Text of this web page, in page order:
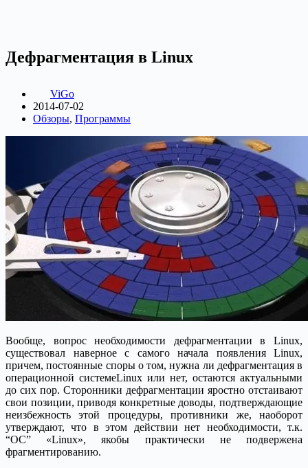
Дефрагментация в Linux
ViGo
2014-07-02
Обзоры, Программы
Вообще, вопрос необходимости дефрагментации в Linux,
существовал наверное с самого начала появления Linux,
причем, постоянные споры о том, нужна ли дефрагментация в
операционной системеLinux или нет, остаются актуальными
до сих пор. Сторонники дефрагментации яростно отстаивают
свои позиции, приводя конкретные доводы, подтверждающие
неизбежность этой процедуры, противники же, наоборот
утверждают, что в этом действии нет необходимости, т.к.
“ОС” «Linux», якобы практически не подвержена
фрагментированию.